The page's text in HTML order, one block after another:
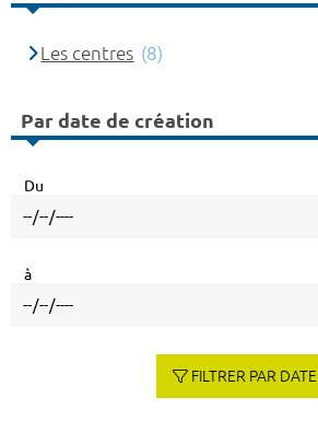
Les centres (8)
Par date de création
Du
à
FILTRER PAR DATE